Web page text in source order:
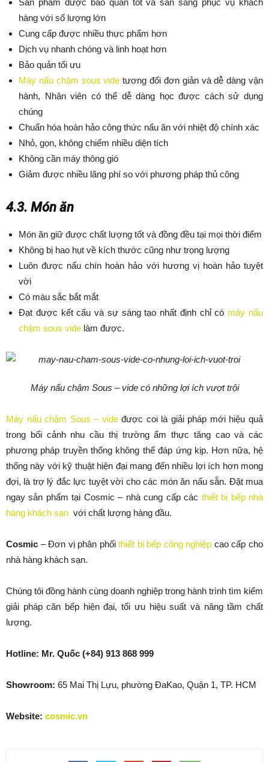
hàng với số lượng lớn
Cung cấp được nhiều thực phẩm hơn
Dịch vụ nhanh chóng và linh hoạt hơn
Bảo quản tối ưu
Máy nấu chậm sous vide tương đối đơn giản và dễ dàng vận
hành, Nhân viên có thể dễ dàng học được cách sử dụng
chúng
Chuẩn hóa hoàn hảo công thức nấu ăn với nhiệt độ chính xác
Nhỏ, gọn, không chiếm nhiều diện tích
Không cần máy thông gió
Giảm được nhiều lãng phí so với phương pháp thủ công
4.3. Món ăn
Món ăn giữ được chất lượng tốt và đồng đều tại mọi thời điểm
Không bị hao hụt về kích thước cũng như trọng lượng
Luôn được nấu chín hoàn hảo với hương vị hoàn hảo tuyệt
vời
Có màu sắc bắt mắt
Đạt được kết cấu và sự sáng tạo nhất định chỉ có máy nấu
chậm sous vide làm được.
Máy nấu chậm Sous – vide có những lợi ích vượt trội
Máy nấu chậm Sous – videđược coi là giải pháp mới hiệu quả
trong bối cảnh nhu cầu thị trường ẩm thực tăng cao và các
phương pháp truyền thống không thể đáp ứng kịp. Hơn nữa, hệ
thống này với kỹ thuật hiện đại mang đến nhiều lợi ích hơn mong
đợi, là trợ lý đắc lực tuyệt vời cho các món ăn nấu sẵn. Đặt mua
ngay sản phẩm tại Cosmic – nhà cung cấp các thiết bị bếp nhà
hàng khách sạn với chất lượng hàng đầu.
Cosmic – Đơn vị phân phốithiết bị bếp công nghiệp cao cấp cho
nhà hàng khách sạn.
Chúng tôi đồng hành cùng doanh nghiệp trong hành trình tìm kiếm
giải pháp căn bếp hiện đại, tối ưu hiệu suất và nâng tầm chất
lượng.
Hotline: Mr. Quốc (+84) 913 868 999
Showroom: 65 Mai Thị Lựu, phường ĐaKao, Quận 1, TP. HCM
Website: cosmic.vn